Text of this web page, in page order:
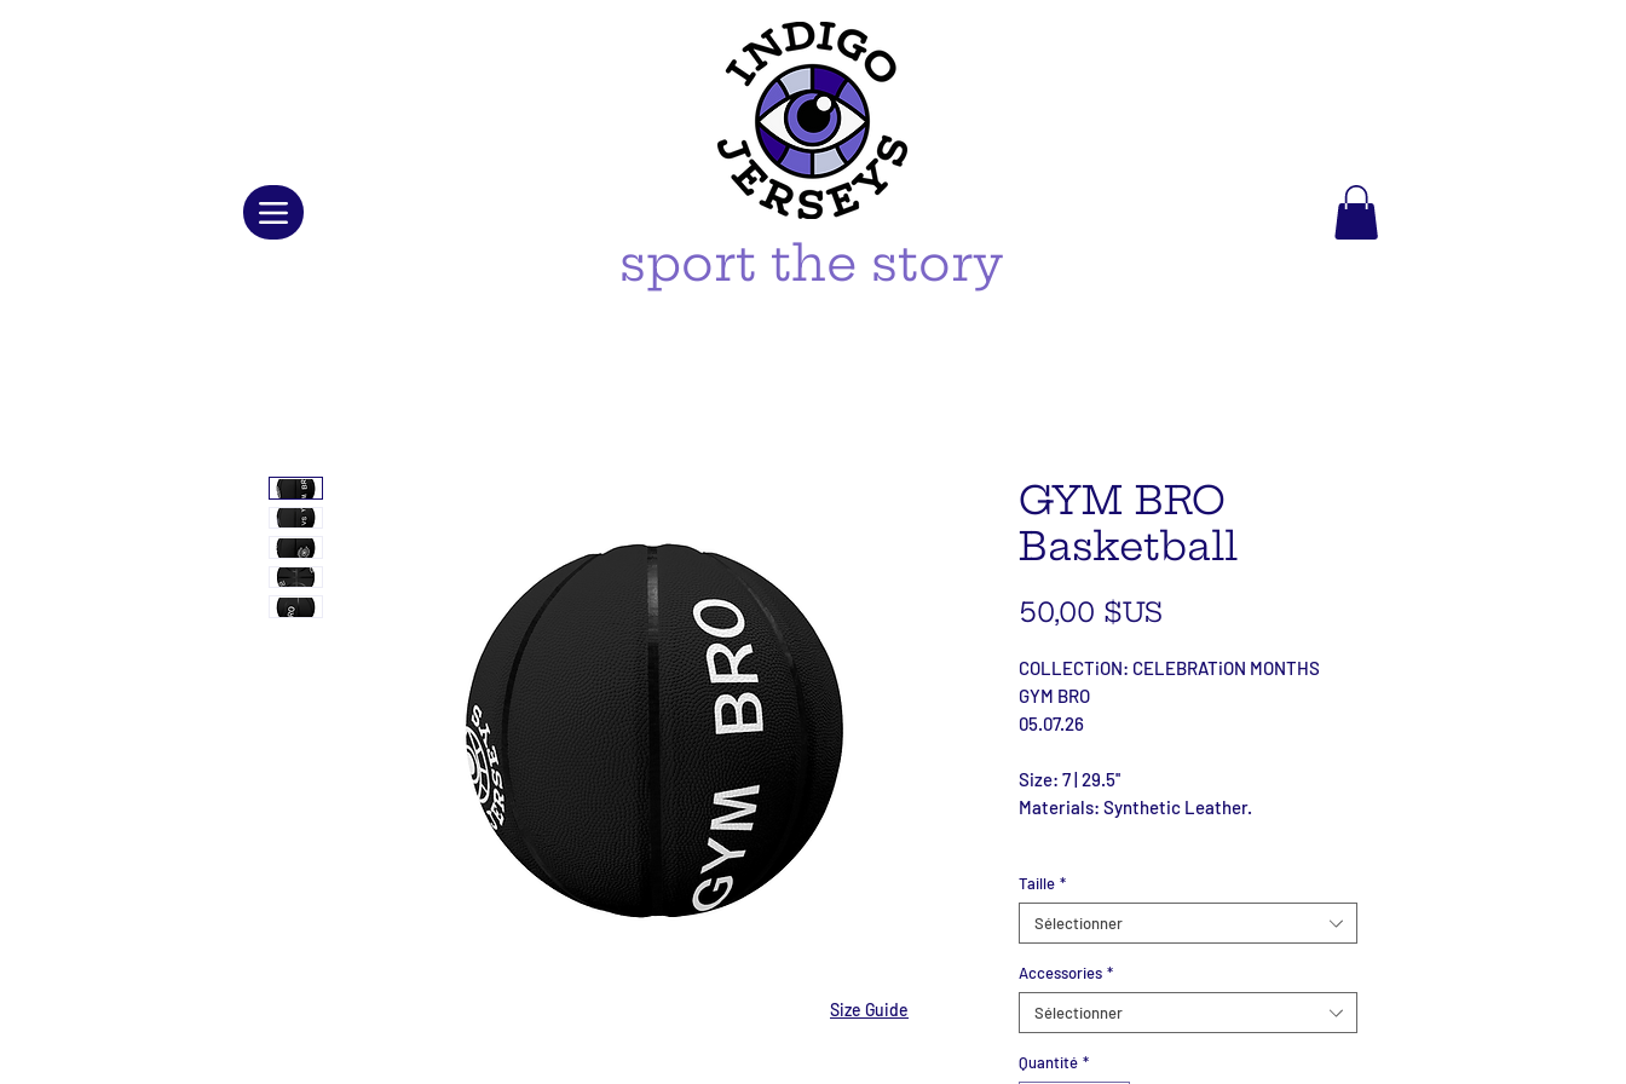
sport the story
GYM BRO
Basketball
50,00 $US
COLLECTiON: CELEBRATiON MONTHS
GYM BRO
05.07.26
Size: 7 | 29.5''
Materials: Synthetic Leather.
Taille *
Sélectionner
Accessories *
Sélectionner
Quantité *
Size Guide